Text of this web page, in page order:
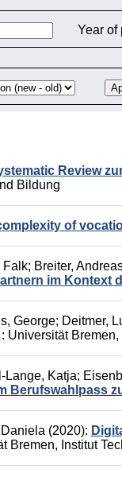
Year of
Review
Bildung
of
Falk; Breiter,
im Kontext
George; Deitmer,
: Universität
Lange, Katja;
Berufswahlpass
(2020):
Bremen, Institut